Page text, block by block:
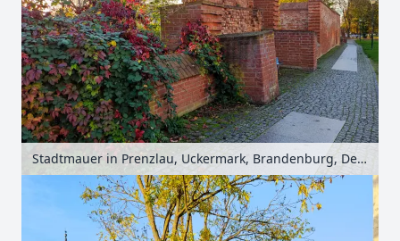
Stadtmauer in Prenzlau, Uckermark, Brandenburg, Deutschland